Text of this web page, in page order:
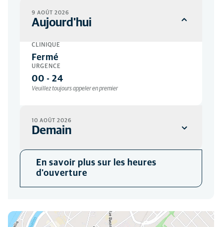
9 AOÛT 2026
Aujourd'hui
CLINIQUE
Fermé
URGENCE
00 - 24
Veuillez toujours appeler en premier
10 AOÛT 2026
Demain
09:00-19:00
Par rendez-vous
En savoir plus sur les heures
d'ouverture
Vous pouvez nous trouver ici